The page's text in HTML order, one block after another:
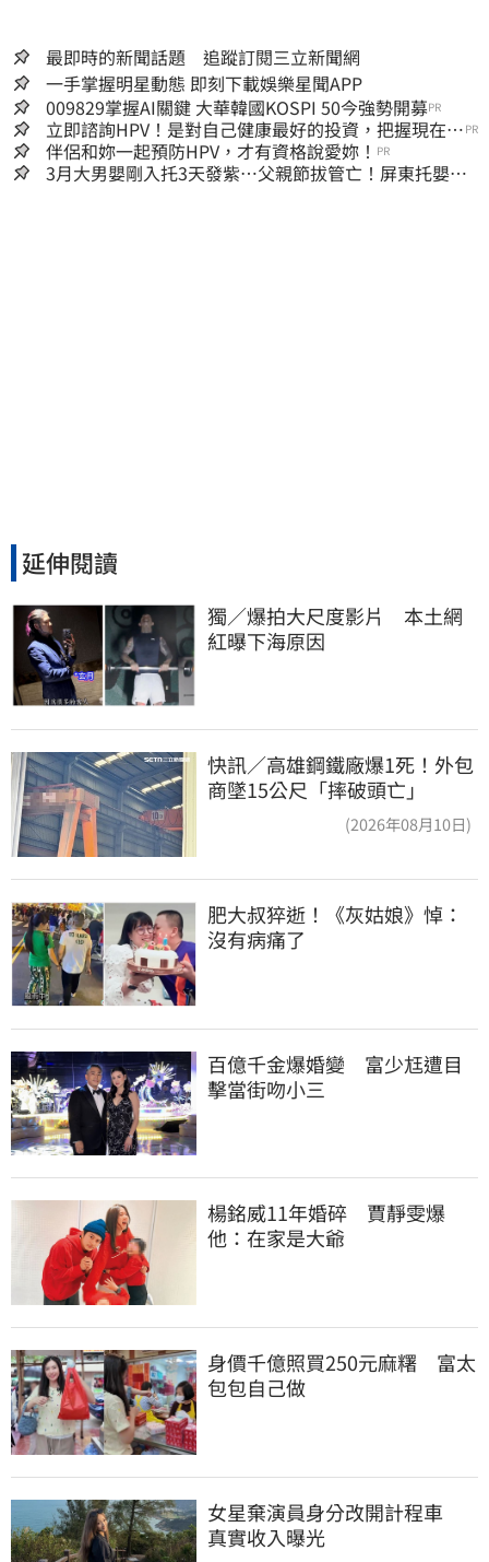
最即時的新聞話題 追蹤訂閱三立新聞網
一手掌握明星動態 即刻下載娛樂星聞APP
009829掌握AI關鍵 大華韓國KOSPI 50今強勢開募PR
立即諮詢HPV！是對自己健康最好的投資，把握現在不
嫌晚！
PR
伴侶和妳一起預防HPV，才有資格說愛妳！ PR
3月大男嬰剛入托3天發紫…父親節拔管亡！屏東托嬰中
延伸閱讀
獨／爆拍大尺度影片　本土網
紅曝下海原因
快訊／高雄鋼鐵廠爆1死！外包
商墜15公尺「摔破頭亡」
(2026年08月10日)
肥大叔猝逝！《灰姑娘》悼：
沒有病痛了
百億千金爆婚變　富少尪遭目
擊當街吻小三
楊銘威11年婚碎　賈靜雯爆
他：在家是大爺
身價千億照買250元麻糬　富太
包包自己做
女星棄演員身分改開計程車
真實收入曝光